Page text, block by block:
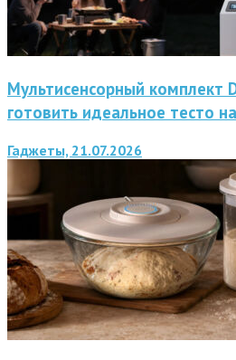
Мультисенсорный комплект
готовить идеальное тесто
Гаджеты, 21.07.2026